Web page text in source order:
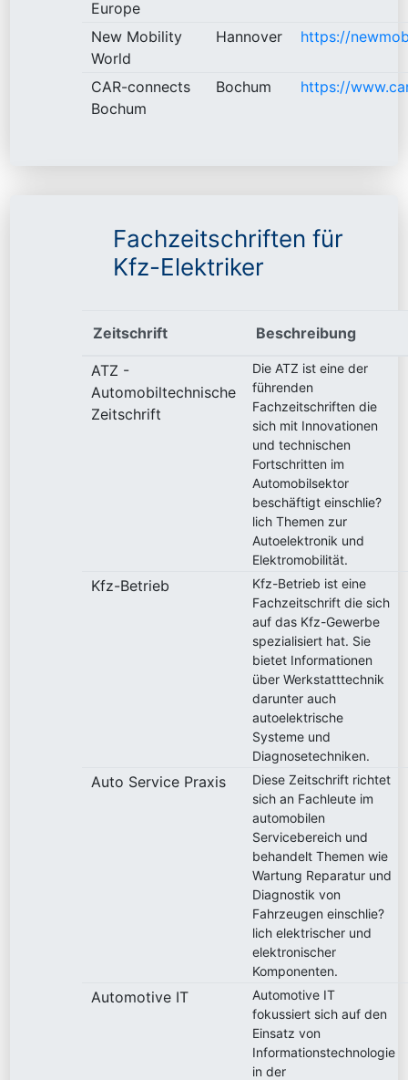
Europe
New Mobility
World
Hannover https://
CAR-connects
Bochum
Bochum https://
Fachzeitschriften für
Kfz-Elektriker
Zeitschrift Beschreibung
ATZ -
Automobiltechnische
Zeitschrift
Die ATZ ist eine der
führenden
Fachzeitschriften die
sich mit Innovationen
und technischen
Fortschritten im
Automobilsektor
beschäftigt einschlie?
lich Themen zur
Autoelektronik und
Elektromobilität.
Kfz-Betrieb
Kfz-Betrieb ist eine
Fachzeitschrift die sich
auf das Kfz-Gewerbe
spezialisiert hat. Sie
bietet Informationen
über Werkstatttechnik
darunter auch
autoelektrische
Systeme und
Diagnosetechniken.
Auto Service Praxis
Diese Zeitschrift richtet
sich an Fachleute im
automobilen
Servicebereich und
behandelt Themen wie
Wartung Reparatur und
Diagnostik von
Fahrzeugen einschlie?
lich elektrischer und
elektronischer
Komponenten.
Automotive IT
Automotive IT
fokussiert sich auf den
Einsatz von
Informationstechnologie
in der